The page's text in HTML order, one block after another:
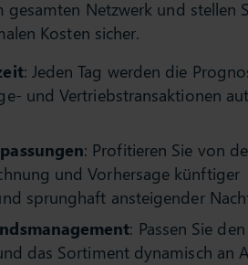
gesamten Netzwerk und stellen
Kosten sicher.
: Jeden Tag werden die
und Vertriebstransaktionen
: Profitieren Sie von
und Vorhersage künftiger
sprunghaft ansteigender
: Passen Sie den
das Sortiment dynamisch an